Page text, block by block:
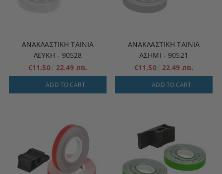
ΑΝΑΚΛΑΣΤΙΚΉ ΤΑΙΝΊΑ
ΛΕΥΚΗ - 90528
€11.50
22.49 лв.
ADD TO CART
ΑΝΑΚΛΑΣΤΙΚΉ ΤΑΙΝΊΑ
ΑΣΗΜΊ - 90521
€11.50
22.49 лв.
ADD TO CART